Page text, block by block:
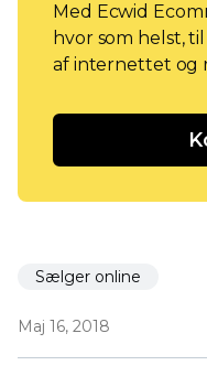
Med Ecwid
hvor som helst,
af internettet og
Sælger online
Maj 16, 2018